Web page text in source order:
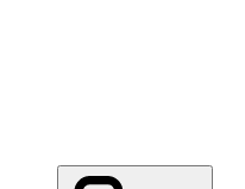
Ceramic Pro PPFkérésre